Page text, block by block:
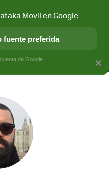
APLICACIONES ×
Movil en Google
fuente preferida
de Google